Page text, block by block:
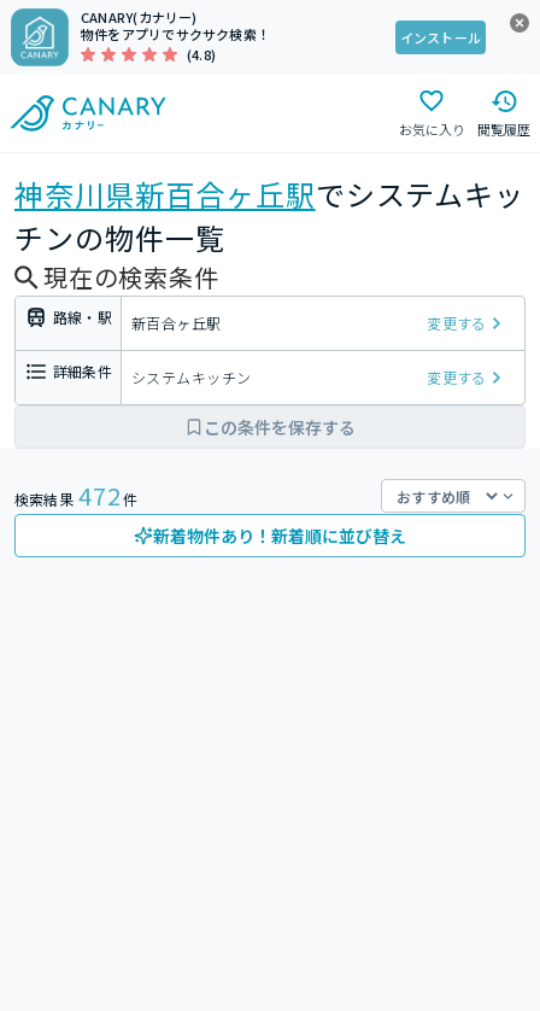
CANARY(カナリー)
物件をアプリでサクサク検索！
(4.8)
インストール
お気に入り 閲覧履歴
神奈川県新百合ヶ丘駅でシステムキッ
チンの物件一覧
現在の検索条件
路線・駅 新百合ヶ丘駅 変更する
詳細条件 システムキッチン 変更する
この条件を保存する
検索結果 472件
新着物件あり！新着順に並び替え